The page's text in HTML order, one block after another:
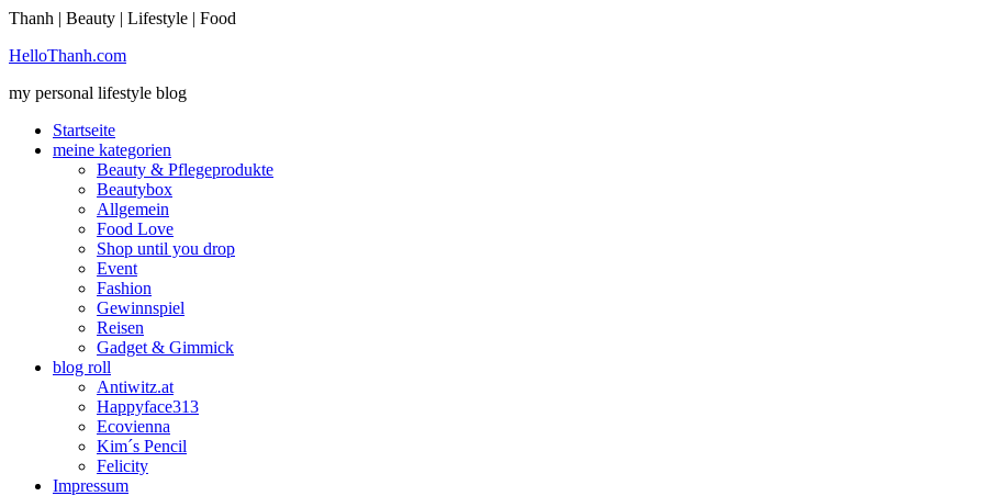
Thanh | Beauty | Lifestyle | Food
HelloThanh.com
my personal lifestyle blog
Startseite
meine kategorien
Beauty & Pflegeprodukte
Beautybox
Allgemein
Food Love
Shop until you drop
Event
Fashion
Gewinnspiel
Reisen
Gadget & Gimmick
blog roll
Antiwitz.at
Happyface313
Ecovienna
Kim´s Pencil
Felicity
Impressum